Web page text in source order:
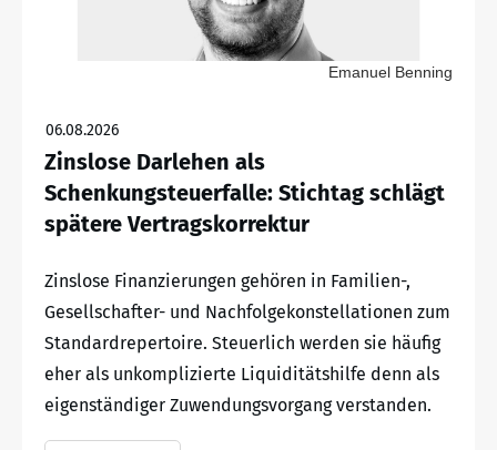
Emanuel Benning
06.08.2026
Zinslose Darlehen als
Schenkungsteuerfalle: Stichtag schlägt
spätere Vertragskorrektur
Zinslose Finanzierungen gehören in Familien-,
Gesellschafter- und Nachfolgekonstellationen zum
Standardrepertoire. Steuerlich werden sie häufig
eher als unkomplizierte Liquiditätshilfe denn als
eigenständiger Zuwendungsvorgang verstanden.